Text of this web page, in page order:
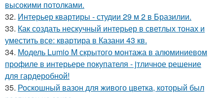
высокими потолками.
32. Интерьер квартиры - студии 29 м 2 в Бразилии.
33. Как создать нескучный интерьер в светлых тонах и
уместить все: квартира в Казани 43 кв.
34. Модель Lumio M скрытого монтажа в алюминиевом
профиле в интерьере покупателя - jтличное решение
для гардеробной!
35. Роскошный вазон для живого цветка, который был